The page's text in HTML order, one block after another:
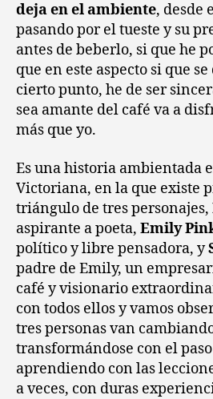
deja en el ambiente, desde
pasando por el tueste y su
antes de beberlo, si que he
que en este aspecto si que
cierto punto, he de ser
sea amante del café va a
más que yo.
Es una historia ambientada
Victoriana, en la que existe
triángulo de tres personajes,
aspirante a poeta, Emily
político y libre pensadora, y
padre de Emily, un
café y visionario
con todos ellos y vamos
tres personas van
transformándose con el
aprendiendo con las
a veces, con duras